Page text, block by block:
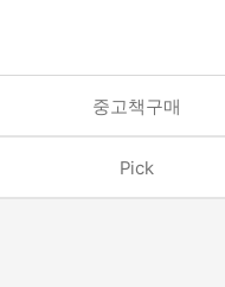
중고책구매
Pick